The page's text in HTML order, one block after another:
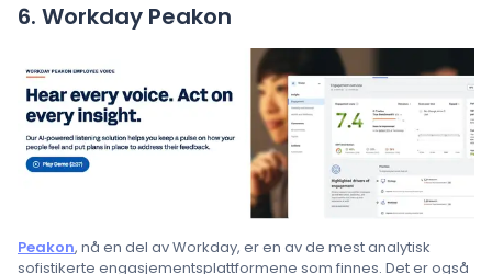
6. Workday Peakon
Peakon, nå en del av Workday, er en av de mest analytisk
sofistikerte engasjementsplattformene som finnes. Det er også